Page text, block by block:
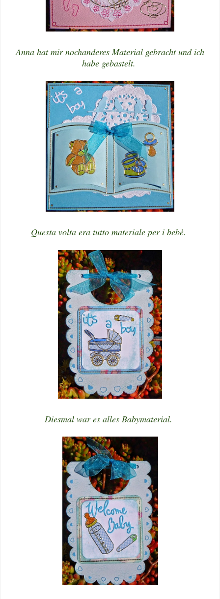
Anna hat mir nochanderes Material gebracht und ich
habe gebastelt.
Questa volta era tutto materiale per i bebè.
Diesmal war es alles Babymaterial.